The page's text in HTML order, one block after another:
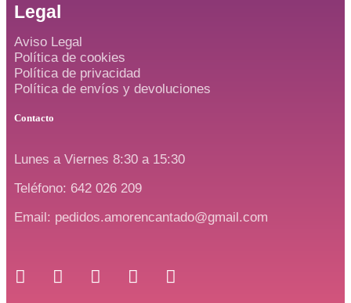
Legal
Aviso Legal
Política de cookies
Política de privacidad
Política de envíos y devoluciones
Contacto
Lunes a Viernes 8:30 a 15:30
Teléfono: 642 026 209
Email: pedidos.amorencantado@gmail.com